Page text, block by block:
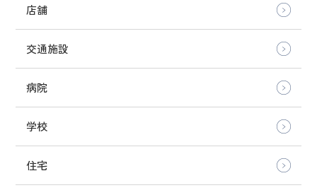
店舗
交通施設
病院
学校
住宅